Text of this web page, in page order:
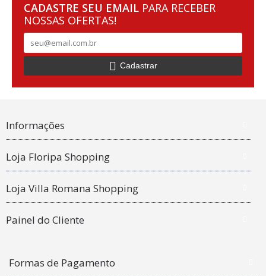
CADASTRE SEU EMAIL PARA RECEBER
NOSSAS OFERTAS!
Cadastrar
Informações
Loja Floripa Shopping
Loja Villa Romana Shopping
Painel do Cliente
Formas de Pagamento